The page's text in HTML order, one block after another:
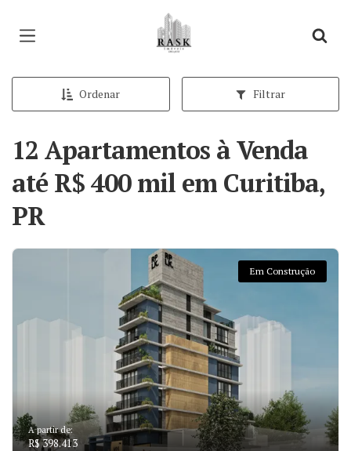
Página inicial
Ordenar Filtrar
12 Apartamentos à Venda
até R$ 400 mil em Curitiba,
PR
Em Construção
A partir de:
R$ 398.413